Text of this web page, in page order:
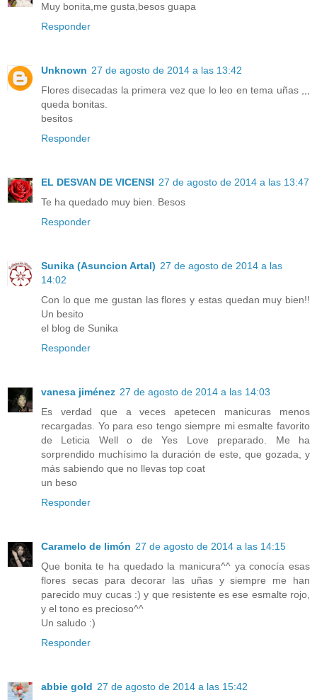
Muy bonita,me gusta,besos guapa
Responder
Unknown 27 de agosto de 2014 a las 13:42
Flores disecadas la primera vez que lo leo en tema uñas ,,,
queda bonitas.
besitos
Responder
EL DESVAN DE VICENSI 27 de agosto de 2014 a las 13:47
Te ha quedado muy bien. Besos
Responder
Sunika (Asuncion Artal) 27 de agosto de 2014 a las
14:02
Con lo que me gustan las flores y estas quedan muy bien!!
Un besito
el blog de Sunika
Responder
vanesa jiménez 27 de agosto de 2014 a las 14:03
Es verdad que a veces apetecen manicuras menos
recargadas. Yo para eso tengo siempre mi esmalte favorito
de Leticia Well o de Yes Love preparado. Me ha
sorprendido muchísimo la duración de este, que gozada, y
más sabiendo que no llevas top coat
un beso
Responder
Caramelo de limón 27 de agosto de 2014 a las 14:15
Que bonita te ha quedado la manicura^^ ya conocía esas
flores secas para decorar las uñas y siempre me han
parecido muy cucas :) y que resistente es ese esmalte rojo,
y el tono es precioso^^
Un saludo :)
Responder
abbie gold 27 de agosto de 2014 a las 15:42